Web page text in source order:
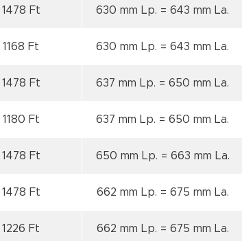
1478 Ft 630 mm Lp. = 643 mm La.
1168 Ft 630 mm Lp. = 643 mm La.
1478 Ft 637 mm Lp. = 650 mm La.
1180 Ft 637 mm Lp. = 650 mm La.
1478 Ft 650 mm Lp. = 663 mm La.
1478 Ft 662 mm Lp. = 675 mm La.
1226 Ft 662 mm Lp. = 675 mm La.